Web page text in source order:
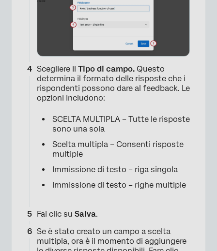
Scegliere il Tipo di campo. Questo
determina il formato delle risposte che i
rispondenti possono dare al feedback. Le
opzioni includono:
SCELTA MULTIPLA – Tutte le risposte
sono una sola
Scelta multipla – Consenti risposte
multiple
Immissione di testo – riga singola
Immissione di testo – righe multiple
Fai clic su Salva.
Se è stato creato un campo a scelta
multipla, ora è il momento di aggiungere